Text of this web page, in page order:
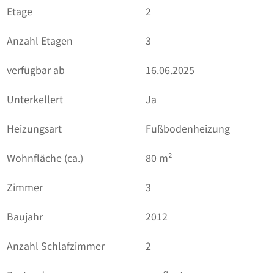
Etage
2
Anzahl Etagen
3
verfügbar ab
16.06.2025
Unterkellert
Ja
Heizungsart
Fußbodenheizung
Wohnfläche (ca.)
80 m²
Zimmer
3
Baujahr
2012
Anzahl Schlafzimmer
2